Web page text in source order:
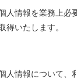
人情報を業務上必
得いたします。
人情報について、